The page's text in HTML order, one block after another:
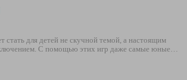
стать для детей не скучной темой, а настоящим
С помощью этих игр даже самые юные…